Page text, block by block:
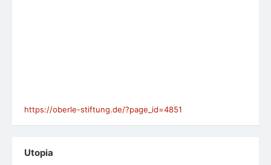
https://oberle-stiftung.de/?page_id=4851
Utopia